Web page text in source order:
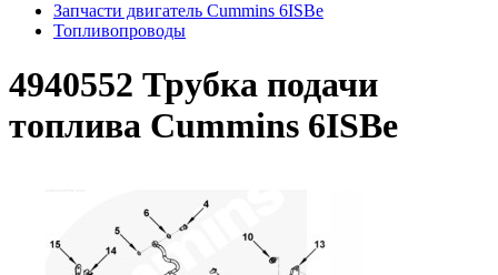
Запчасти двигатель Cummins 6ISBe
Топливопроводы
4940552 Трубка подачи
топлива Cummins 6ISBe